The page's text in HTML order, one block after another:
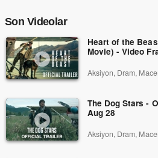
Son Videolar
Heart of the
Movie) - Video
Aksiyon, Dram,
The Dog Stars -
Aug 28
Aksiyon, Dram,